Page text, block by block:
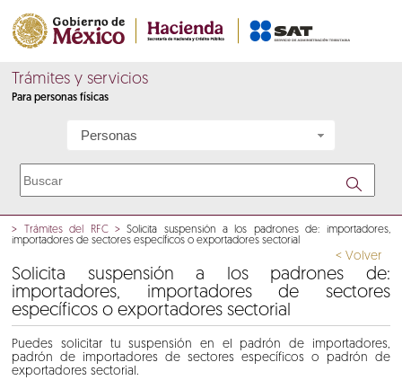
Trámites y servicios
Para personas físicas
Personas
> Trámites del RFC >Solicita suspensión a los padrones de: importadores,
importadores de sectores específicos o exportadores sectorial
Solicita suspensión a los padrones de:
importadores, importadores de sectores
específicos o exportadores sectorial
Puedes solicitar tu suspensión en el padrón de importadores,
padrón de importadores de sectores específicos o padrón de
exportadores sectorial.
< Volver